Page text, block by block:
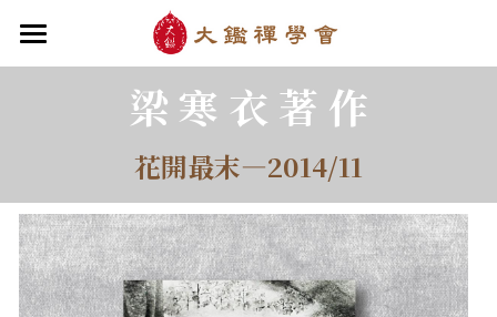
首頁
成立緣起與宗旨
關於大鑑禪堂
道場內景
禪行者簡介
．梁寒衣
自畫像
最新消息/課程
芳嚴無涯/消息・活動
教法/文章/思潮
梁 寒 衣 著 作
花開最末—2014/11
部落格分類
最新書籍
華嚴智海—《六祖壇經》